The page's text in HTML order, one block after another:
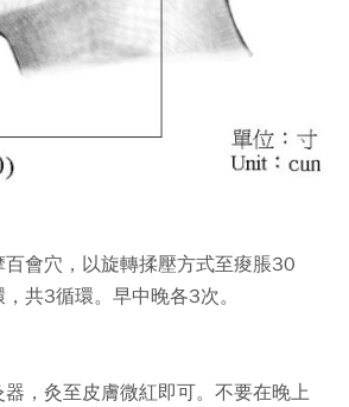
會穴，以旋轉揉壓方式至痠脹30
共3循環。早中晚各3次。
，灸至皮膚微紅即可。不要在晚上